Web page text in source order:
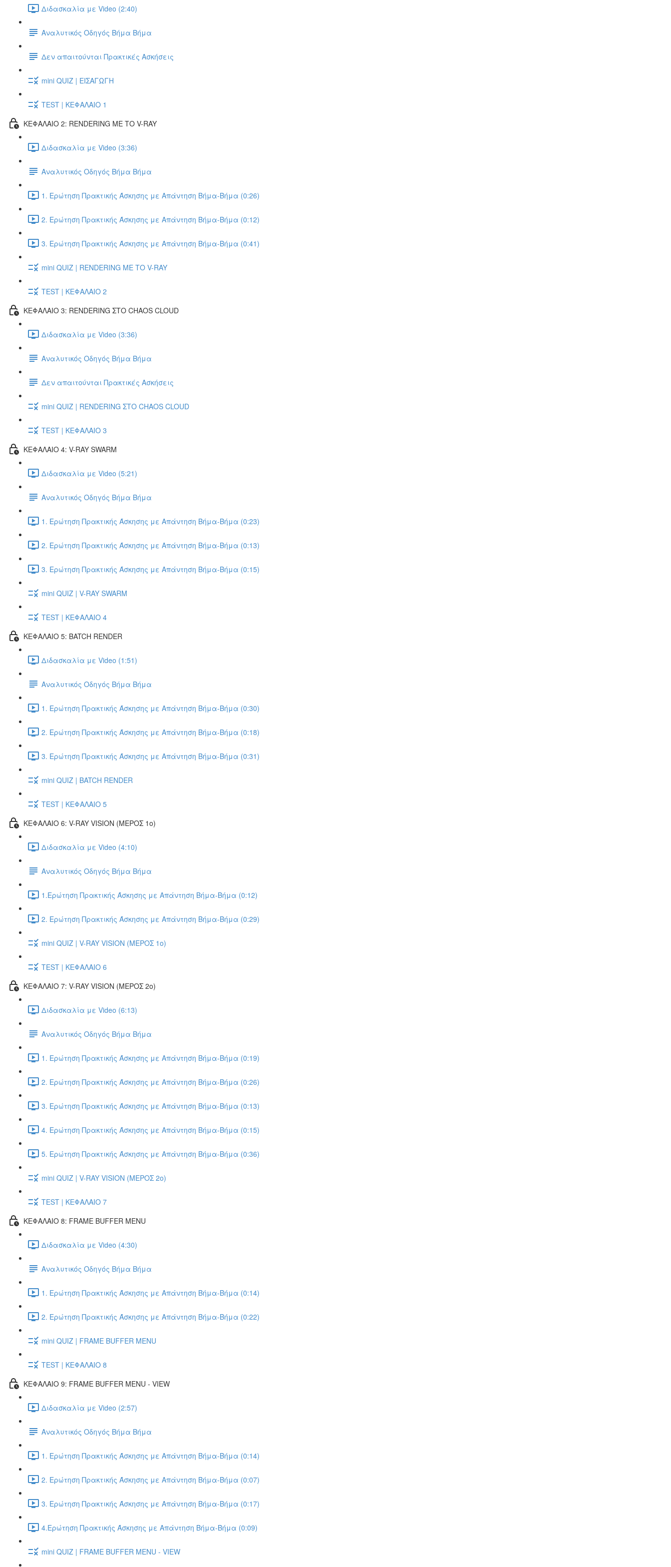
Διδασκαλία με Video (2:40)
Αναλυτικός Οδηγός Βήμα Βήμα
Δεν απαιτούνται Πρακτικές Ασκήσεις
mini QUIZ | ΕΙΣΑΓΩΓΗ
TEST | ΚΕΦΑΛΑΙΟ 1
ΚΕΦΑΛΑΙΟ 2: RENDERING ΜΕ ΤΟ V-RAY
Διδασκαλία με Video (3:36)
Αναλυτικός Οδηγός Βήμα Βήμα
1. Ερώτηση Πρακτικής Άσκησης με Απάντηση Βήμα-Βήμα (0:26)
2. Ερώτηση Πρακτικής Άσκησης με Απάντηση Βήμα-Βήμα (0:12)
3. Ερώτηση Πρακτικής Άσκησης με Απάντηση Βήμα-Βήμα (0:41)
mini QUIZ | RENDERING ΜΕ ΤΟ V-RAY
TEST | ΚΕΦΑΛΑΙΟ 2
ΚΕΦΑΛΑΙΟ 3: RENDERING ΣΤΟ CHAOS CLOUD
Διδασκαλία με Video (3:36)
Αναλυτικός Οδηγός Βήμα Βήμα
Δεν απαιτούνται Πρακτικές Ασκήσεις
mini QUIZ | RENDERING ΣΤΟ CHAOS CLOUD
TEST | ΚΕΦΑΛΑΙΟ 3
ΚΕΦΑΛΑΙΟ 4: V-RAY SWARM
Διδασκαλία με Video (5:21)
Αναλυτικός Οδηγός Βήμα Βήμα
1. Ερώτηση Πρακτικής Άσκησης με Απάντηση Βήμα-Βήμα (0:23)
2. Ερώτηση Πρακτικής Άσκησης με Απάντηση Βήμα-Βήμα (0:13)
3. Ερώτηση Πρακτικής Άσκησης με Απάντηση Βήμα-Βήμα (0:15)
mini QUIZ | V-RAY SWARM
TEST | ΚΕΦΑΛΑΙΟ 4
ΚΕΦΑΛΑΙΟ 5: BATCH RENDER
Διδασκαλία με Video (1:51)
Αναλυτικός Οδηγός Βήμα Βήμα
1. Ερώτηση Πρακτικής Άσκησης με Απάντηση Βήμα-Βήμα (0:30)
2. Ερώτηση Πρακτικής Άσκησης με Απάντηση Βήμα-Βήμα (0:18)
3. Ερώτηση Πρακτικής Άσκησης με Απάντηση Βήμα-Βήμα (0:31)
mini QUIZ | BATCH RENDER
TEST | ΚΕΦΑΛΑΙΟ 5
ΚΕΦΑΛΑΙΟ 6: V-RAY VISION (ΜΕΡΟΣ 1ο)
Διδασκαλία με Video (4:10)
Αναλυτικός Οδηγός Βήμα Βήμα
1.Ερώτηση Πρακτικής Άσκησης με Απάντηση Βήμα-Βήμα (0:12)
2. Ερώτηση Πρακτικής Άσκησης με Απάντηση Βήμα-Βήμα (0:29)
mini QUIZ | V-RAY VISION (ΜΕΡΟΣ 1ο)
TEST | ΚΕΦΑΛΑΙΟ 6
ΚΕΦΑΛΑΙΟ 7: V-RAY VISION (ΜΕΡΟΣ 2ο)
Διδασκαλία με Video (6:13)
Αναλυτικός Οδηγός Βήμα Βήμα
1. Ερώτηση Πρακτικής Άσκησης με Απάντηση Βήμα-Βήμα (0:19)
2. Ερώτηση Πρακτικής Άσκησης με Απάντηση Βήμα-Βήμα (0:26)
3. Ερώτηση Πρακτικής Άσκησης με Απάντηση Βήμα-Βήμα (0:13)
4. Ερώτηση Πρακτικής Άσκησης με Απάντηση Βήμα-Βήμα (0:15)
5. Ερώτηση Πρακτικής Άσκησης με Απάντηση Βήμα-Βήμα (0:36)
mini QUIZ | V-RAY VISION (ΜΕΡΟΣ 2ο)
TEST | ΚΕΦΑΛΑΙΟ 7
ΚΕΦΑΛΑΙΟ 8: FRAME BUFFER MENU
Διδασκαλία με Video (4:30)
Αναλυτικός Οδηγός Βήμα Βήμα
1. Ερώτηση Πρακτικής Άσκησης με Απάντηση Βήμα-Βήμα (0:14)
2. Ερώτηση Πρακτικής Άσκησης με Απάντηση Βήμα-Βήμα (0:22)
mini QUIZ | FRAME BUFFER MENU
TEST | ΚΕΦΑΛΑΙΟ 8
ΚΕΦΑΛΑΙΟ 9: FRAME BUFFER MENU - VIEW
Διδασκαλία με Video (2:57)
Αναλυτικός Οδηγός Βήμα Βήμα
1. Ερώτηση Πρακτικής Άσκησης με Απάντηση Βήμα-Βήμα (0:14)
2. Ερώτηση Πρακτικής Άσκησης με Απάντηση Βήμα-Βήμα (0:07)
3. Ερώτηση Πρακτικής Άσκησης με Απάντηση Βήμα-Βήμα (0:17)
4.Ερώτηση Πρακτικής Άσκησης με Απάντηση Βήμα-Βήμα (0:09)
mini QUIZ | FRAME BUFFER MENU - VIEW